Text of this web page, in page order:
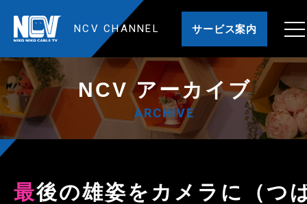
NCV CHANNEL サービス案内
NCV アーカイブ
ARCHIVE
最後の雄姿をカメラに（つば